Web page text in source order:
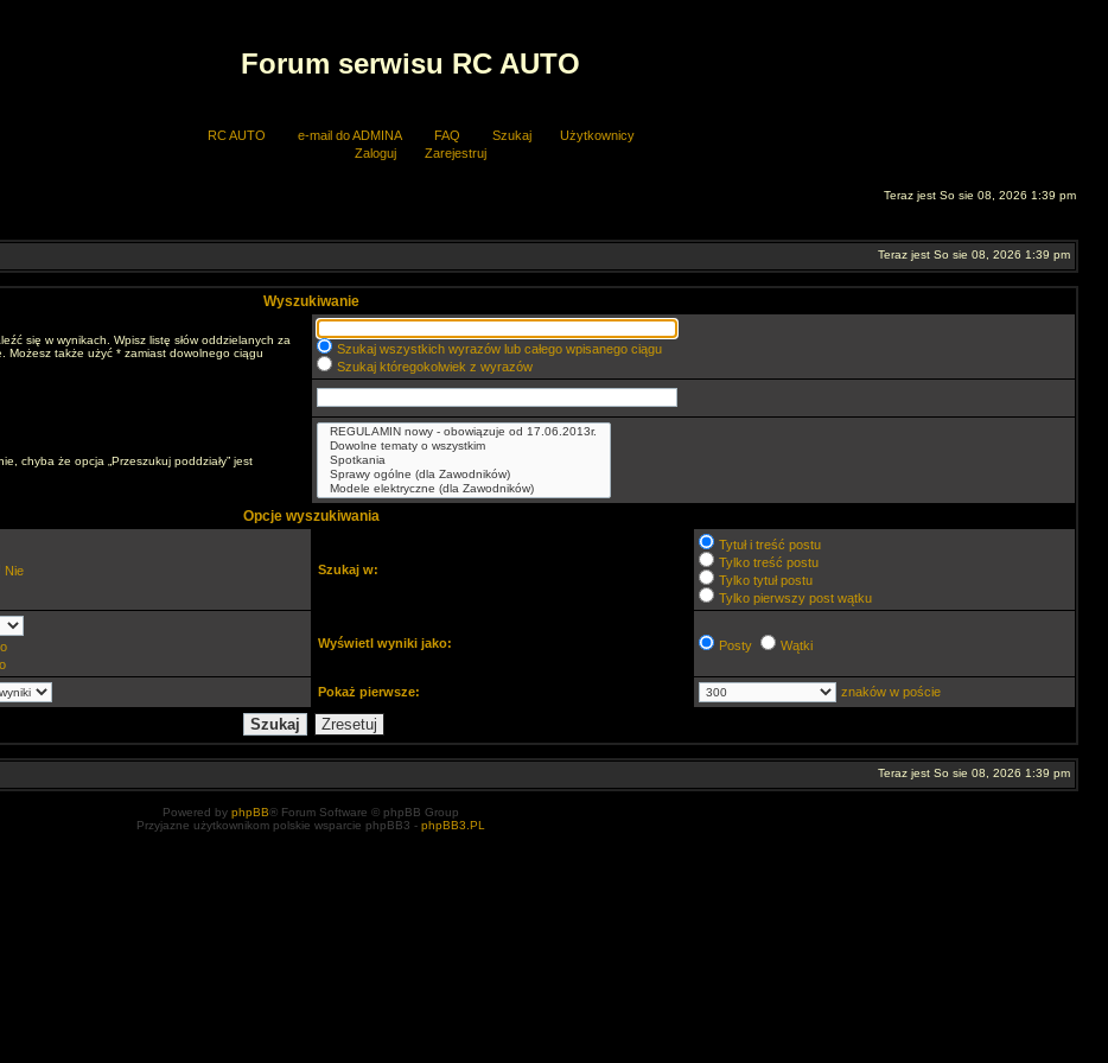
Forum serwisu RC AUTO
RC AUTO e-mail do ADMINA FAQ Szukaj
Użytkownicy
Zaloguj
Zarejestruj
Teraz jest So sie 08, 2026 1:39 pm
Teraz jest So sie 08, 2026 1:39 pm
Wyszukiwanie
się w wynikach. Wpisz listę słów oddzielanych za
Możesz także użyć * zamiast dowolnego ciągu
Szukaj wszystkich wyrazów lub całego wpisanego ciągu
Szukaj któregokolwiek z wyrazów
chyba że opcja „Przeszukuj poddziały” jest
Opcje wyszukiwania
Nie Szukaj w:
Tytuł i treść postu
Tylko treść postu
Tylko tytuł postu
Tylko pierwszy post wątku
Wyświetl wyniki jako: Posty Wątki
Pokaż pierwsze: znaków w poście
Teraz jest So sie 08, 2026 1:39 pm
Powered by phpBB® Forum Software © phpBB Group
Przyjazne użytkownikom polskie wsparcie phpBB3 - phpBB3.PL